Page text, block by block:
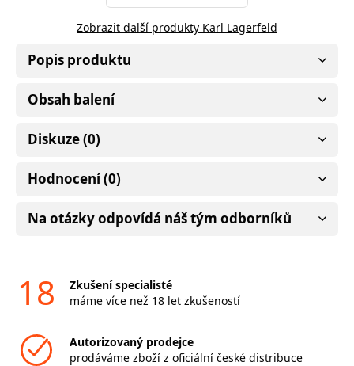
Zobrazit další produkty Karl Lagerfeld
Popis produktu
Obsah balení
Diskuze (0)
Hodnocení (0)
Na otázky odpovídá náš tým odborníků
18
Zkušení specialisté
máme více než 18 let zkušeností
Autorizovaný prodejce
prodáváme zboží z oficiální české distribuce